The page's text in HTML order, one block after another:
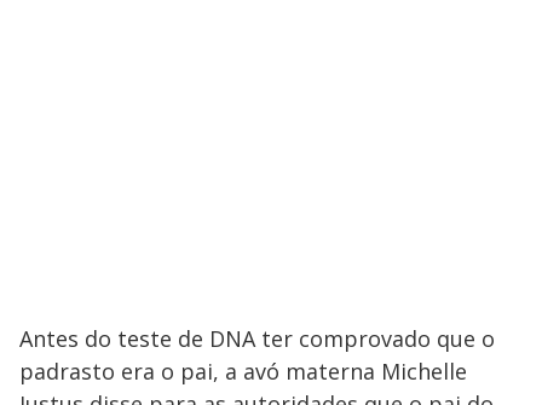
Antes do teste de DNA ter comprovado que o
padrasto era o pai, a avó materna Michelle